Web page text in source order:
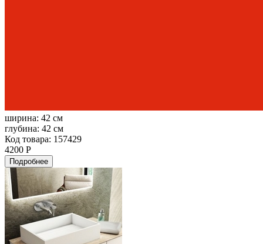
ширина: 42 см
глубина: 42 см
Код товара: 157429
4200 Р
Подробнее